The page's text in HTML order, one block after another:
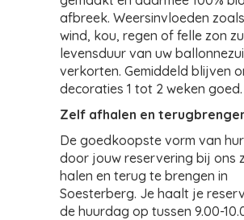
afbreek. Weersinvloeden
wind, kou, regen of felle zon
levensduur van uw
verkorten. Gemiddeld blijven
decoraties 1 tot 2 weken goed.
Zelf afhalen en
De goedkoopste vorm van
door jouw reservering bij ons
halen en terug te brengen in
Soesterberg. Je haalt je
de huurdag op tussen 9.00-